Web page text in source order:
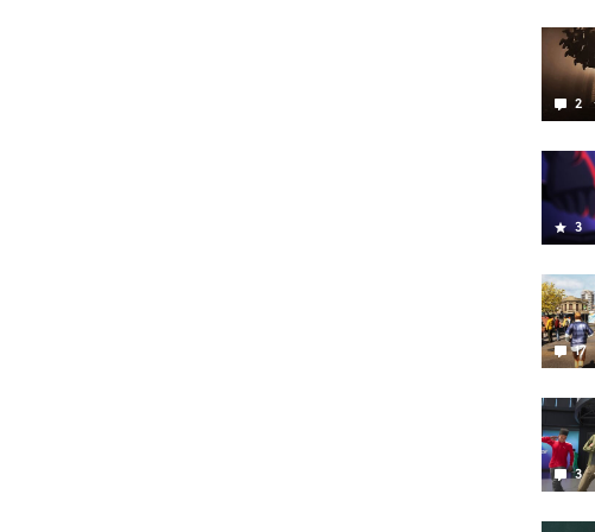
2
3
17
3